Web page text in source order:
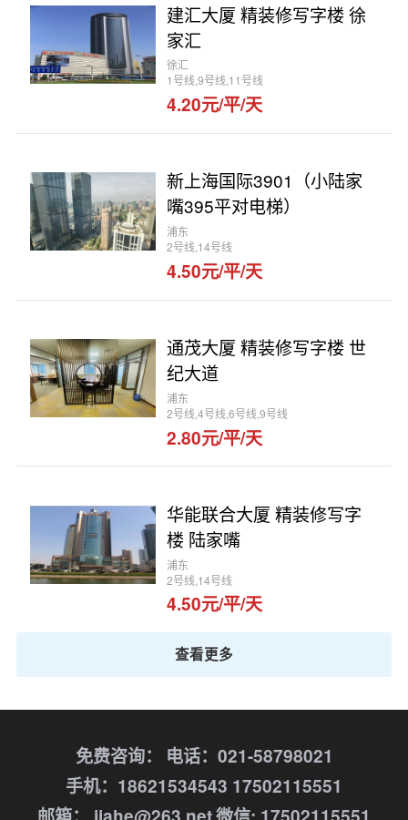
建汇大厦 精装修写字楼 徐
家汇
徐汇
1号线,9号线,11号线
4.20元/平/天
新上海国际3901（小陆家
嘴395平对电梯）
浦东
2号线,14号线
4.50元/平/天
通茂大厦 精装修写字楼 世
纪大道
浦东
2号线,4号线,6号线,9号线
2.80元/平/天
华能联合大厦 精装修写字
楼 陆家嘴
浦东
2号线,14号线
4.50元/平/天
查看更多
免费咨询：
电话：021-58798021
手机：18621534543 17502115551